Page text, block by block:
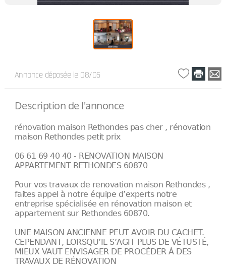
Annonce déposée le 08/05
Description de l'annonce
rénovation maison Rethondes pas cher , rénovation
maison Rethondes petit prix
06 61 69 40 40 - RENOVATION MAISON
APPARTEMENT RETHONDES 60870
Pour vos travaux de renovation maison Rethondes ,
faites appel à notre équipe d’experts notre
entreprise spécialisée en rénovation maison et
appartement sur Rethondes 60870.
UNE MAISON ANCIENNE PEUT AVOIR DU CACHET.
CEPENDANT, LORSQU’IL S’AGIT PLUS DE VÉTUSTÉ,
MIEUX VAUT ENVISAGER DE PROCÉDER À DES
TRAVAUX DE RÉNOVATION